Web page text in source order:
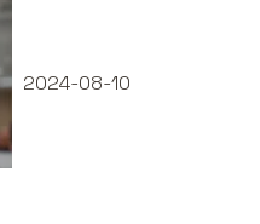
2024-08-10